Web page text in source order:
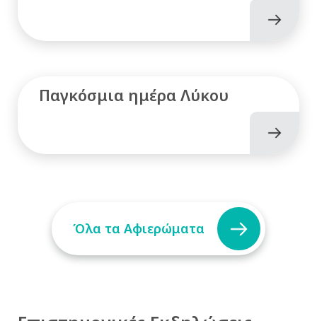
Παγκόσμια ημέρα Λύκου
Όλα τα Αφιερώματα